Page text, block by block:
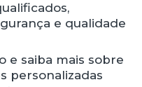
e qualidade
e saiba mais sobre
personalizadas